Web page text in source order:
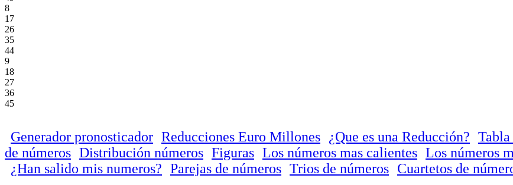
8
17
26
35
44
9
18
27
36
45
Generador pronosticador Reducciones Euro Millones ¿Que es una Reducción?
de números Distribución números Figuras Los números mas calientes Los números
¿Han salido mis numeros? Parejas de números Trios de números Cuartetos de